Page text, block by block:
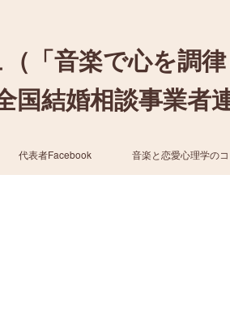
「音楽で心を調
結婚相談事業者
代表者Facebook 音楽と恋愛心理学の